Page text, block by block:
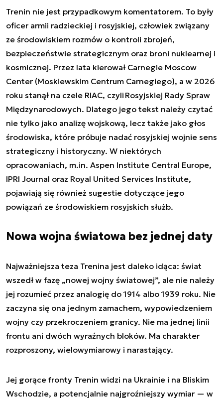
Trenin nie jest przypadkowym komentatorem. To były
oficer armii radzieckiej i rosyjskiej, człowiek związany
ze środowiskiem rozmów o kontroli zbrojeń,
bezpieczeństwie strategicznym oraz broni nuklearnej i
kosmicznej. Przez lata kierował Carnegie Moscow
Center (Moskiewskim Centrum Carnegiego), a w 2026
roku stanął na czele RIAC, czyli Rosyjskiej Rady Spraw
Międzynarodowych. Dlatego jego tekst należy czytać
nie tylko jako analizę wojskową, lecz także jako głos
środowiska, które próbuje nadać rosyjskiej wojnie sens
strategiczny i historyczny. W niektórych
opracowaniach, m.in. Aspen Institute Central Europe,
IPRI Journal oraz Royal United Services Institute,
pojawiają się również sugestie dotyczące jego
powiązań ze środowiskiem rosyjskich służb.
Nowa wojna światowa bez jednej daty
Najważniejsza teza Trenina jest daleko idąca: świat
wszedł w fazę „nowej wojny światowej”, ale nie należy
jej rozumieć przez analogię do 1914 albo 1939 roku. Nie
zaczyna się ona jednym zamachem, wypowiedzeniem
wojny czy przekroczeniem granicy. Nie ma jednej linii
frontu ani dwóch wyraźnych bloków. Ma charakter
rozproszony, wielowymiarowy i narastający.
Jej gorące fronty Trenin widzi na Ukrainie i na Bliskim
Wschodzie, a potencjalnie najgroźniejszy wymiar — w